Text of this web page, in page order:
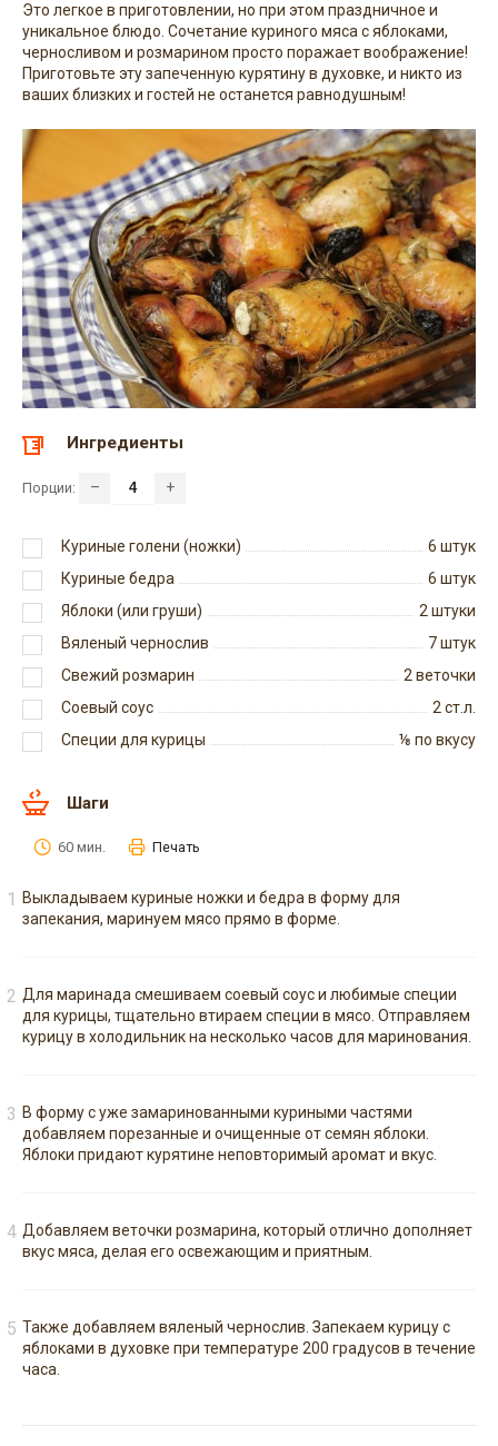
Это легкое в приготовлении, но при этом праздничное и
уникальное блюдо. Сочетание куриного мяса с яблоками,
черносливом и розмарином просто поражает воображение!
Приготовьте эту запеченную курятину в духовке, и никто из
ваших близких и гостей не останется равнодушным!
Ингредиенты
Порции: – +
Куриные голени (ножки) 6 штук
Куриные бедра
6 штук
Яблоки (или груши)
2 штуки
Вяленый чернослив
7штук
Свежий розмарин
2 веточки
Соевый соус
2 ст.л.
Специи для курицы
⅛ по вкусу
Шаги
60 мин. Печать
Выкладываем куриные ножки и бедра в форму для
запекания, маринуем мясо прямо в форме.
Для маринада смешиваем соевый соус и любимые специи
для курицы, тщательно втираем специи в мясо. Отправляем
курицу в холодильник на несколько часов для маринования.
В форму с уже замаринованными куриными частями
добавляем порезанные и очищенные от семян яблоки.
Яблоки придают курятине неповторимый аромат и вкус.
Добавляем веточки розмарина, который отлично дополняет
вкус мяса, делая его освежающим и приятным.
Также добавляем вяленый чернослив. Запекаем курицу с
яблоками в духовке при температуре 200 градусов в течение
часа.